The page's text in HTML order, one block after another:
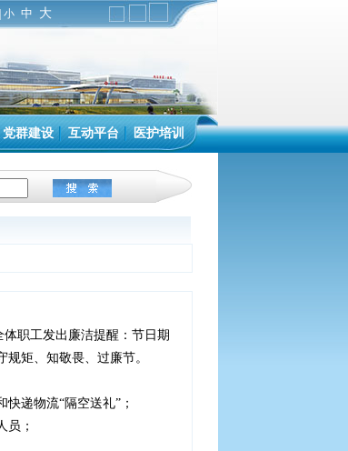
小 中 大
党群建设 互动平台 医护培训
职工发出廉洁提醒：节日期
矩、知敬畏、过廉节。
递物流“隔空送礼”；
员；